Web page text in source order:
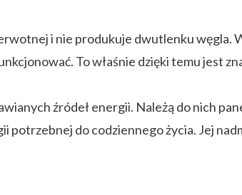
i nie produkuje dwutlenku węgla.
To właśnie dzięki temu jest
źródeł energii. Należą do nich
potrzebnej do codziennego życia. Jej